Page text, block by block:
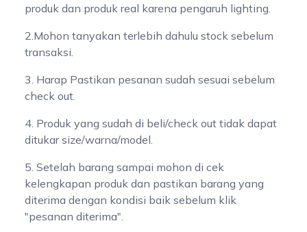
produk dan produk real karena pengaruh lighting.
2.Mohon tanyakan terlebih dahulu stock sebelum
transaksi.
3. Harap Pastikan pesanan sudah sesuai sebelum
check out.
4. Produk yang sudah di beli/check out tidak dapat
ditukar size/warna/model.
5. Setelah barang sampai mohon di cek
kelengkapan produk dan pastikan barang yang
diterima dengan kondisi baik sebelum klik
"pesanan diterima".